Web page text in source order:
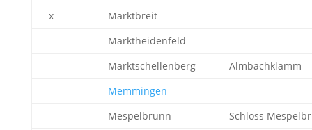
x
Marktbreit
Marktheidenfeld
Marktschellenberg
Almbachklamm
Memmingen
Mespelbrunn
Schloss